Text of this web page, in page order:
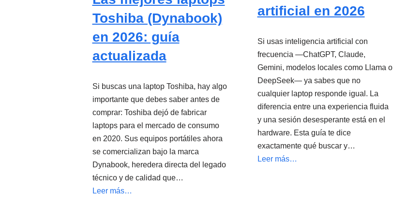
Toshiba (Dynabook)
en 2026: guía
actualizada
Si buscas una laptop Toshiba, hay algo
importante que debes saber antes de
comprar: Toshiba dejó de fabricar
laptops para el mercado de consumo
en 2020. Sus equipos portátiles ahora
se comercializan bajo la marca
Dynabook, heredera directa del legado
técnico y de calidad que…
Leer más…
artificial en 2026
Si usas inteligencia artificial con
frecuencia —ChatGPT, Claude,
Gemini, modelos locales como Llama o
DeepSeek— ya sabes que no
cualquier laptop responde igual. La
diferencia entre una experiencia fluida
y una sesión desesperante está en el
hardware. Esta guía te dice
exactamente qué buscar y…
Leer más…